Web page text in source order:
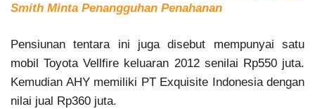
Smith Minta Penangguhan Penahanan
Pensiunan tentara ini juga disebut mempunyai satu
mobil Toyota Vellfire keluaran 2012 senilai Rp550 juta.
Kemudian AHY memiliki PT Exquisite Indonesia dengan
nilai jual Rp360 juta.